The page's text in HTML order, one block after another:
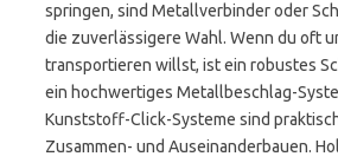
springen, sind Metallverbinder oder
die zuverlässigere Wahl. Wenn du oft
transportieren willst, ist ein robustes
ein hochwertiges Metallbeschlag-
Kunststoff-Click-Systeme sind
Zusammen- und Auseinanderbauen.